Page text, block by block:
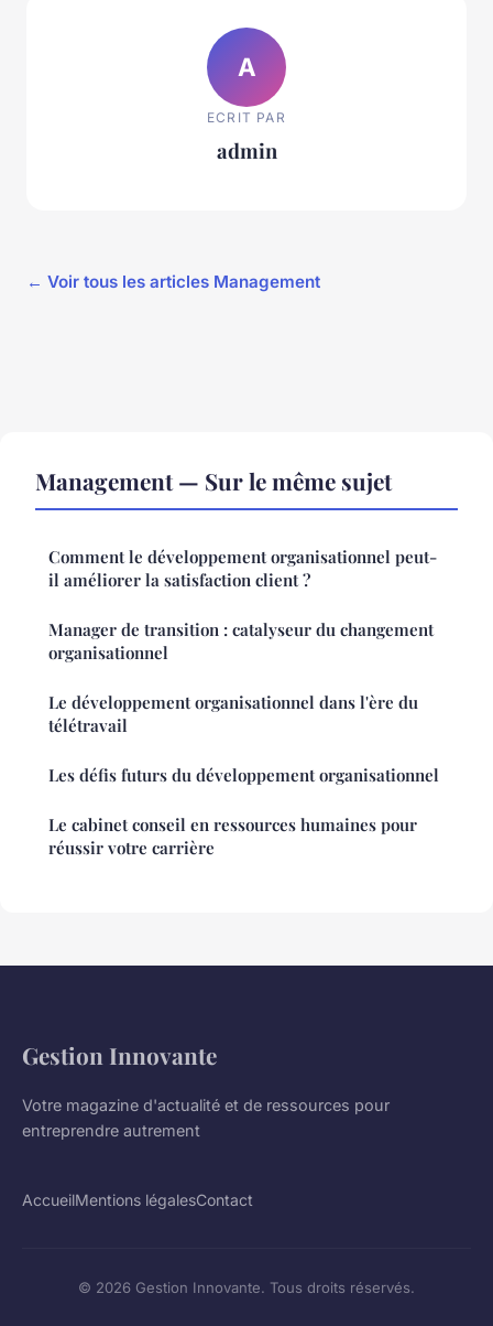
A
ECRIT PAR
admin
← Voir tous les articles Management
Management — Sur le même sujet
Comment le développement organisationnel peut-
il améliorer la satisfaction client ?
Manager de transition : catalyseur du changement
organisationnel
Le développement organisationnel dans l'ère du
télétravail
Les défis futurs du développement organisationnel
Le cabinet conseil en ressources humaines pour
réussir votre carrière
Gestion Innovante
Votre magazine d'actualité et de ressources pour
entreprendre autrement
AccueilMentions légalesContact
© 2026 Gestion Innovante. Tous droits réservés.